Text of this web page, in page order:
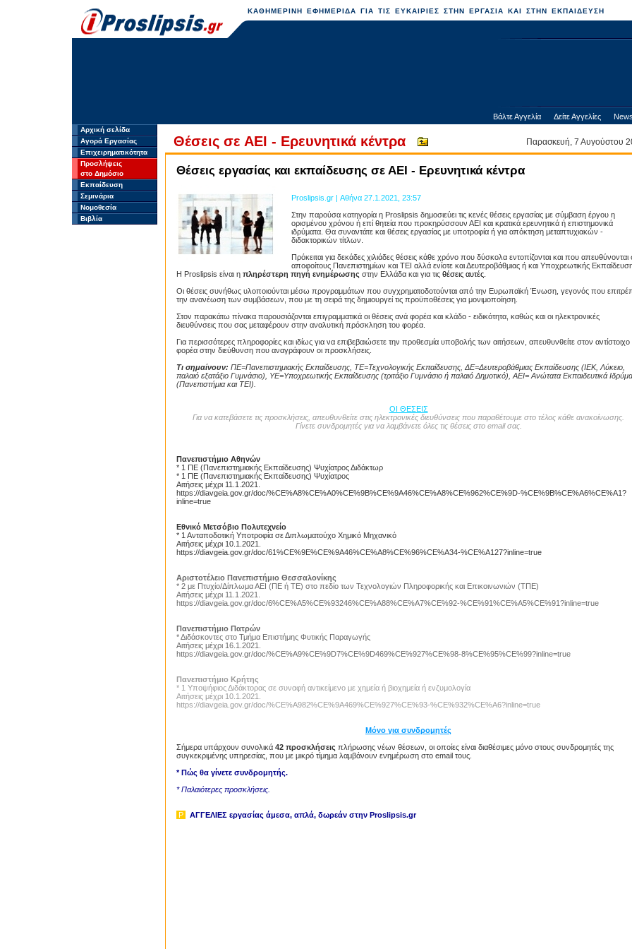
ΚΑΘΗΜΕΡΙΝΗ ΕΦΗΜΕΡΙΔΑ ΓΙΑ ΤΙΣ ΕΥΚΑΙΡΙΕΣ ΣΤΗΝ ΕΡΓΑΣΙΑ ΚΑΙ ΣΤΗΝ ΕΚΠΑΙΔΕΥΣΗ
Βάλτε Αγγελία Δείτε Αγγελίες
Αρχική σελίδα
Αγορά Εργασίας
Επιχειρηματικότητα
Προσλήψεις
στο Δημόσιο
Εκπαίδευση
Σεμινάρια
Νομοθεσία
Βιβλία
Θέσεις σε ΑΕΙ - Ερευνητικά κέντρα Παρασκευή, 7 Αυγούστου
Θέσεις εργασίας και εκπαίδευσης σε ΑΕΙ - Ερευνητικά κέντρα
Proslipsis.gr | Αθήνα 27.1.2021, 23:57
Στην παρούσα κατηγορία η Proslipsis δημοσιεύει τις κενές θέσεις εργασίας με σύμβαση έργου η
ορισμένου χρόνου ή επί θητεία που προκηρύσσουν ΑΕΙ και κρατικά ερευνητικά ή επιστημονικά
ιδρύματα. Θα συναντάτε και θέσεις εργασίας με υποτροφία ή για απόκτηση μεταπτυχιακών -
διδακτορικών τίτλων.
Πρόκειται για δεκάδες χιλιάδες θέσεις κάθε χρόνο που δύσκολα εντοπίζονται και που απευθύνονται
αποφοίτους Πανεπιστημίων και ΤΕΙ αλλά ενίοτε και Δευτεροβάθμιας ή και Υποχρεωτικής
Η Proslipsis είναι η πληρέστερη πηγή ενημέρωσης στην Ελλάδα και για τις θέσεις αυτές.
Οι θέσεις συνήθως υλοποιούνται μέσω προγραμμάτων που συγχρηματοδοτούνται από την Ευρωπαϊκή Ένωση, γεγονός που
την ανανέωση των συμβάσεων, που με τη σειρά της δημιουργεί τις προϋποθέσεις για μονιμοποίηση.
Στον παρακάτω πίνακα παρουσιάζονται επιγραμματικά οι θέσεις ανά φορέα και κλάδο - ειδικότητα, καθώς και οι ηλεκτρονικές
διευθύνσεις που σας μεταφέρουν στην αναλυτική πρόσκληση του φορέα.
Για περισσότερες πληροφορίες και ιδίως για να επιβεβαιώσετε την προθεσμία υποβολής των αιτήσεων, απευθυνθείτε στον αντίστοιχο
φορέα στην διεύθυνση που αναγράφουν οι προσκλήσεις.
Τι σημαίνουν: ΠΕ=Πανεπιστημιακής Εκπαίδευσης, ΤΕ=Τεχνολογικής Εκπαίδευσης, ΔΕ=Δευτεροβάθμιας Εκπαίδευσης (ΙΕΚ, Λύκειο,
παλαιό εξατάξιο Γυμνάσιο), ΥΕ=Υποχρεωτικής Εκπαίδευσης (τριτάξιο Γυμνάσιο ή παλαιό Δημοτικό), ΑΕΙ= Aνώτατα Εκπαιδευτικά
(Πανεπιστήμια και ΤΕΙ).
ΟΙ ΘΕΣΕΙΣ
Για να κατεβάσετε τις προσκλήσεις, απευθυνθείτε στις ηλεκτρονικές διευθύνσεις που παραθέτουμε στο τέλος κάθε ανακοίνωσης.
Γίνετε συνδρομητές για να λαμβάνετε όλες τις θέσεις στο email σας.
Πανεπιστήμιο Αθηνών
* 1 ΠΕ (Πανεπιστημιακής Εκπαίδευσης) Ψυχίατρος Διδάκτωρ
* 1 ΠΕ (Πανεπιστημιακής Εκπαίδευσης) Ψυχίατρος
Αιτήσεις μέχρι 11.1.2021.
https://diavgeia.gov.gr/doc/%CE%A8%CE%A0%CE%9B%CE%9A46%CE%A8%CE%962%CE%9D-%CE%9B%CE%A6%CE%A1?
inline=true
Εθνικό Μετσόβιο Πολυτεχνείο
* 1 Ανταποδοτική Υποτροφία σε Διπλωματούχο Χημικό Μηχανικό
Αιτήσεις μέχρι 10.1.2021.
https://diavgeia.gov.gr/doc/61%CE%9E%CE%9A46%CE%A8%CE%96%CE%A34-%CE%A127?inline=true
Αριστοτέλειο Πανεπιστήμιο Θεσσαλονίκης
* 2 με Πτυχίο/Δίπλωμα ΑΕΙ (ΠΕ ή ΤΕ) στο πεδίο των Τεχνολογιών Πληροφορικής και Επικοινωνιών (ΤΠΕ)
Αιτήσεις μέχρι 11.1.2021.
https://diavgeia.gov.gr/doc/6%CE%A5%CE%93246%CE%A88%CE%A7%CE%92-%CE%91%CE%A5%CE%91?inline=true
Πανεπιστήμιο Πατρών
* Διδάσκοντες στο Τμήμα Επιστήμης Φυτικής Παραγωγής
Αιτήσεις μέχρι 16.1.2021.
https://diavgeia.gov.gr/doc/%CE%A9%CE%9D7%CE%9D469%CE%927%CE%98-8%CE%95%CE%99?inline=true
Πανεπιστήμιο Κρήτης
* 1 Υποψήφιος Διδάκτορας σε συναφή αντικείμενο με χημεία ή βιοχημεία ή ενζυμολογία
Αιτήσεις μέχρι 10.1.2021.
https://diavgeia.gov.gr/doc/%CE%A982%CE%9A469%CE%927%CE%93-%CE%932%CE%A6?inline=true
Μόνο για συνδρομητές
Σήμερα υπάρχουν συνολικά 42 προσκλήσεις πλήρωσης νέων θέσεων, οι οποίες είναι διαθέσιμες μόνο στους συνδρομητές της
συγκεκριμένης υπηρεσίας, που με μικρό τίμημα λαμβάνουν ενημέρωση στο email τους.
* Πώς θα γίνετε συνδρομητής.
* Παλαιότερες προσκλήσεις.
P ΑΓΓΕΛΙΕΣ εργασίας άμεσα, απλά, δωρεάν στην Proslipsis.gr